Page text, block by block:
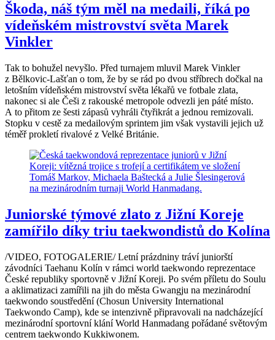
Škoda, náš tým měl na medaili, říká po
vídeňském mistrovství světa Marek
Vinkler
Tak to bohužel nevyšlo. Před turnajem mluvil Marek Vinkler
z Bělkovic-Lašťan o tom, že by se rád po dvou stříbrech dočkal na
letošním vídeňském mistrovství světa lékařů ve fotbale zlata,
nakonec si ale Češi z rakouské metropole odvezli jen páté místo.
A to přitom ze šesti zápasů vyhráli čtyřikrát a jednou remizovali.
Stopku v cestě za medailovým sprintem jim však vystavili jejich už
téměř prokletí rivalové z Velké Británie.
Juniorské týmové zlato z Jižní Koreje
zamířilo díky triu taekwondistů do Kolína
/VIDEO, FOTOGALERIE/ Letní prázdniny tráví juniorští
závodníci Taehanu Kolín v rámci world taekwondo reprezentace
České republiky sportovně v Jižní Koreji. Po svém příletu do Soulu
a aklimatizaci zamířili na jih do města Gwangju na mezinárodní
taekwondo soustředění (Chosun University International
Taekwondo Camp), kde se intenzivně připravovali na nadcházející
mezinárodní sportovní klání World Hanmadang pořádané světovým
centrem taekwondo Kukkiwonem.